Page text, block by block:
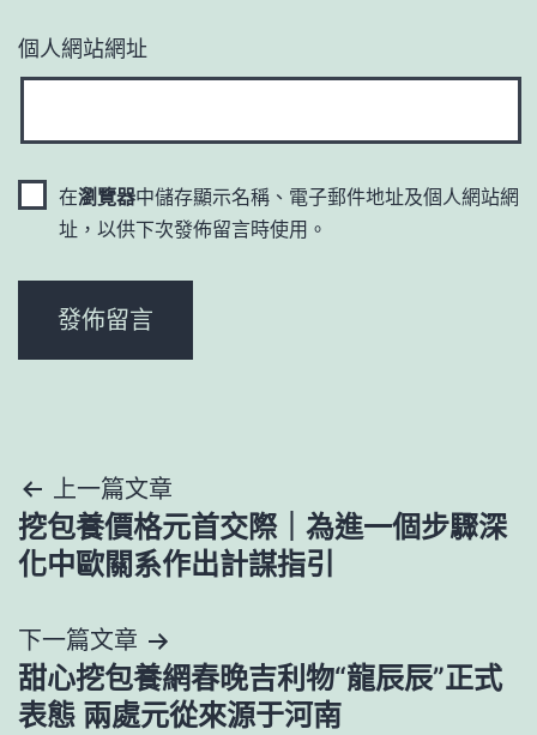
個人網站網址
在瀏覽器中儲存顯示名稱、電子郵件地址及個人網站網
址，以供下次發佈留言時使用。
文
章
覽
上一篇文章
挖包養價格元首交際｜為進一個步驟深
化中歐關系作出計謀指引
下一篇文章
甜心挖包養網春晚吉利物“龍辰辰”正式
表態 兩處元從來源于河南